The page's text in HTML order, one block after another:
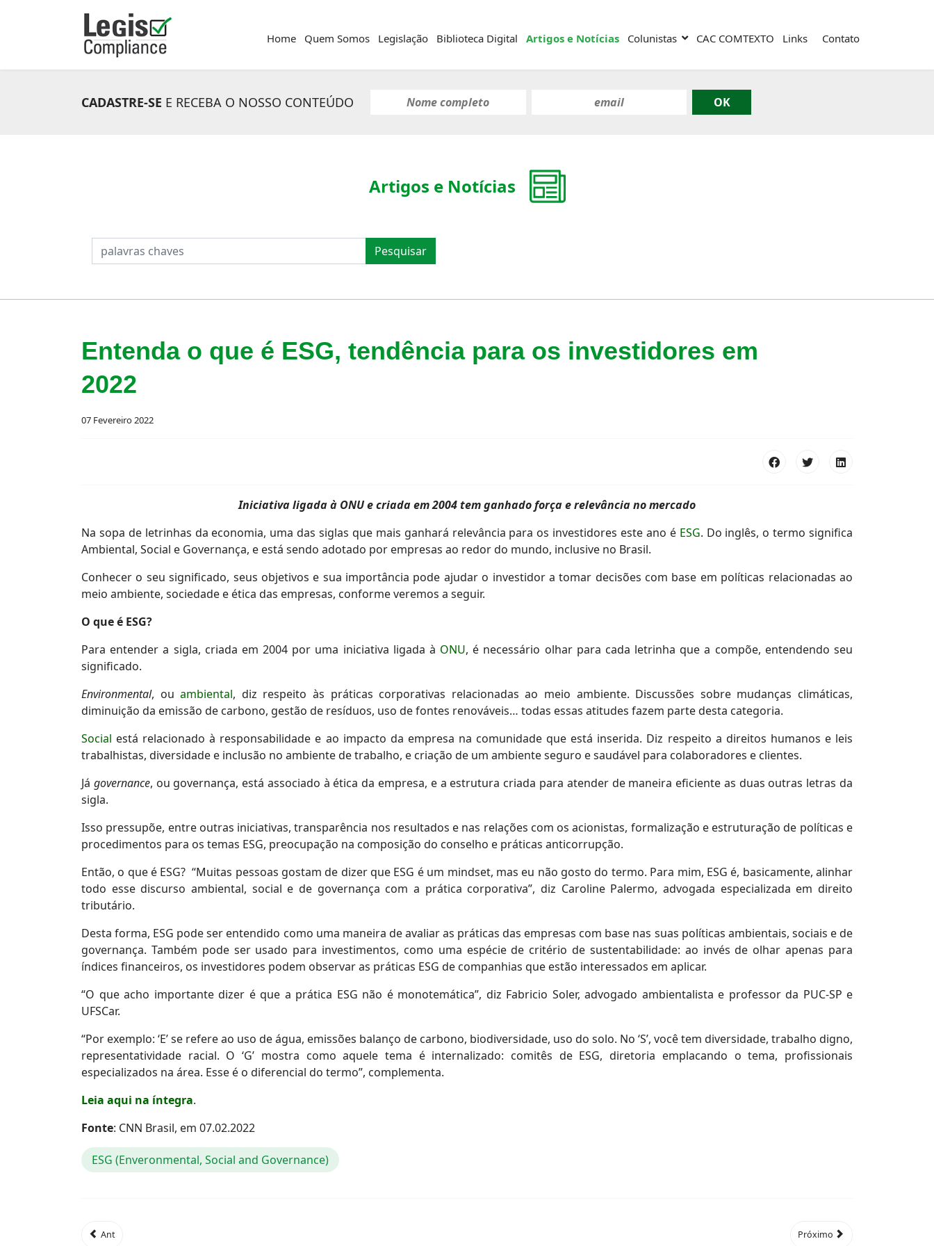
Home Quem Somos Legislação Biblioteca Digital Artigos e Notícias Colunistas CAC COMTEXTO Links Contato
CADASTRE-SE E RECEBA O NOSSO CONTEÚDO
PESQUISAR Pesquisar
Artigos e Notícias
Entenda o que é ESG, tendência para os investidores em
2022
07 Fevereiro 2022
Iniciativa ligada à ONU e criada em 2004 tem ganhado força e relevância no mercado
Na sopa de letrinhas da economia, uma das siglas que mais ganhará relevância para os investidores este ano é ESG. Do inglês, o termo significa
Ambiental, Social e Governança, e está sendo adotado por empresas ao redor do mundo, inclusive no Brasil.
Conhecer o seu significado, seus objetivos e sua importância pode ajudar o investidor a tomar decisões com base em políticas relacionadas ao
meio ambiente, sociedade e ética das empresas, conforme veremos a seguir.
O que é ESG?
Para entender a sigla, criada em 2004 por uma iniciativa ligada à ONU, é necessário olhar para cada letrinha que a compõe, entendendo seu
significado.
Environmental, ouambiental, diz respeito às práticas corporativas relacionadas ao meio ambiente. Discussões sobre mudanças climáticas,
diminuição da emissão de carbono, gestão de resíduos, uso de fontes renováveis… todas essas atitudes fazem parte desta categoria.
Social está relacionado à responsabilidade e ao impacto da empresa na comunidade que está inserida. Diz respeito a direitos humanos e leis
trabalhistas, diversidade e inclusão no ambiente de trabalho, e criação de um ambiente seguro e saudável para colaboradores e clientes.
Já governance, ou governança, está associado à ética da empresa, e a estrutura criada para atender de maneira eficiente as duas outras letras da
sigla.
Isso pressupõe, entre outras iniciativas, transparência nos resultados e nas relações com os acionistas, formalização e estruturação de políticas e
procedimentos para os temas ESG, preocupação na composição do conselho e práticas anticorrupção.
Então, o que é ESG? “Muitas pessoas gostam de dizer que ESG é um mindset, mas eu não gosto do termo. Para mim, ESG é, basicamente, alinhar
todo esse discurso ambiental, social e de governança com a prática corporativa”, diz Caroline Palermo, advogada especializada em direito
tributário.
Desta forma, ESG pode ser entendido como uma maneira de avaliar as práticas das empresas com base nas suas políticas ambientais, sociais e de
governança. Também pode ser usado para investimentos, como uma espécie de critério de sustentabilidade: ao invés de olhar apenas para
índices financeiros, os investidores podem observar as práticas ESG de companhias que estão interessados em aplicar.
“O que acho importante dizer é que a prática ESG não é monotemática”, diz Fabricio Soler, advogado ambientalista e professor da PUC-SP e
UFSCar.
“Por exemplo: ‘E’ se refere ao uso de água, emissões balanço de carbono, biodiversidade, uso do solo. No ‘S’, você tem diversidade, trabalho digno,
representatividade racial. O ‘G’ mostra como aquele tema é internalizado: comitês de ESG, diretoria emplacando o tema, profissionais
especializados na área. Esse é o diferencial do termo”, complementa.
Leia aqui na íntegra.
Fonte: CNN Brasil, em 07.02.2022
ESG (Enveronmental, Social and Governance)
Ant Próximo